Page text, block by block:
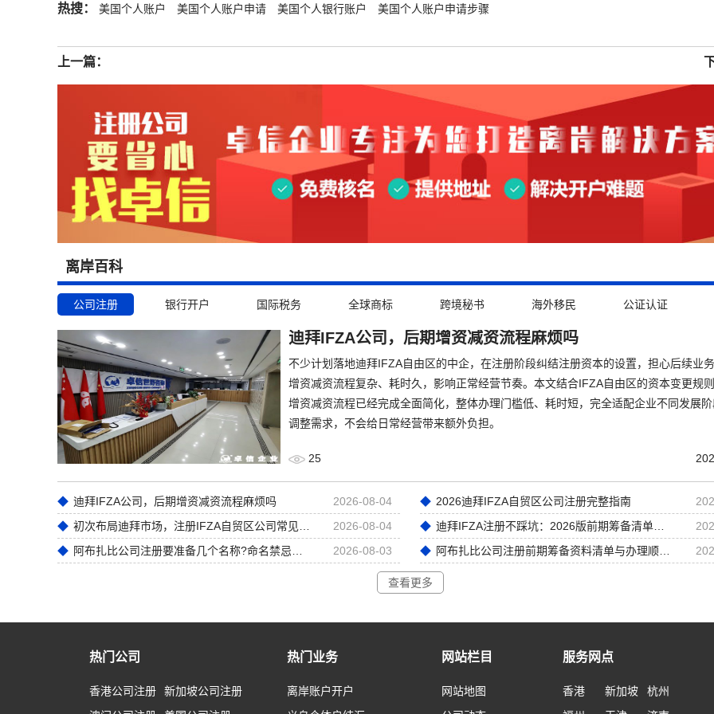
热搜： 美国个人账户 美国个人账户申请 美国个人银行账户 美国个人账户申请步骤
上一篇：
离岸百科
公司注册 银行开户 国际税务 全球商标 跨境秘书 海外移民 公证认证
迪拜IFZA公司，后期增资减资流程麻烦吗
不少计划落地迪拜IFZA自由区的中企，在注册阶段纠结注册资本的设置，担心后续业
增资减资流程复杂、耗时久，影响正常经营节奏。本文结合IFZA自由区的资本变更规
增资减资流程已经完成全面简化，整体办理门槛低、耗时短，完全适配企业不同发展
调整需求，不会给日常经营带来额外负担。
25
迪拜IFZA公司，后期增资减资流程麻烦吗 2026-08-04 2026迪拜IFZA自贸区公司注册完整指南
2026-08-04
2026-08-03
查看更多
热门公司
香港公司注册
新加坡公司注册
热门业务
离岸账户开户
网站栏目
网站地图
服务网点
香港 新加坡
杭州